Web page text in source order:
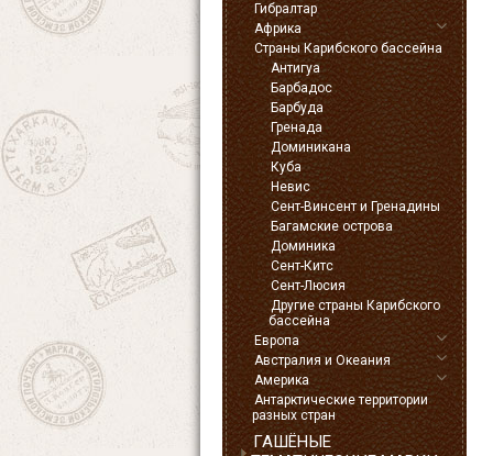
Гибралтар
Африка
Страны Карибского бассейна
Антигуа
Барбадос
Барбуда
Гренада
Доминикана
Куба
Невис
Сент-Винсент и Гренадины
Багамские острова
Доминика
Сент-Китс
Сент-Люсия
Другие страны Карибского
бассейна
Европа
Австралия и Океания
Америка
Антарктические территории
разных стран
ГАШЁНЫЕ